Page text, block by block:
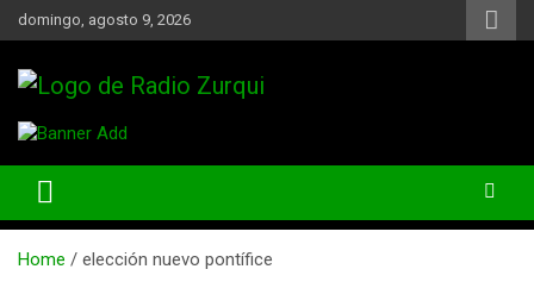
Skip
to
domingo, agosto 9, 2026
Radio Zurqui
Home elección nuevo pontífice